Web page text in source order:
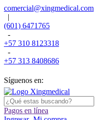
comercial@xingmedical.com
|
(601) 6471765
-
+57 310 8123318
-
+57 313 8408686
Síguenos en:
Pagos en línea